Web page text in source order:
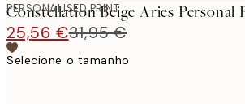
PERSONALISED PRINT
Constellation Beige Aries Personal
25,56 €31,95 €
Selecione o tamanho